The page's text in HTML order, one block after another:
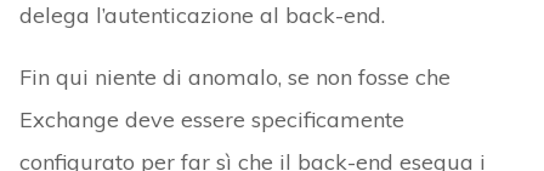
delega l’autenticazione al back-end.
Fin qui niente di anomalo, se non fosse che
Exchange deve essere specificamente
configurato per far sì che il back-end esegua i